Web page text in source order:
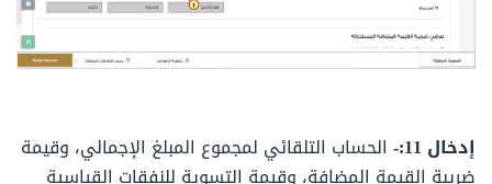
إدخال 11:-
الحساب التلقائي لمجموع المبلغ الإجمالي، وقيمة
ضريبة القيمة المضافة، وقيمة التسوية للنفقات القياسية